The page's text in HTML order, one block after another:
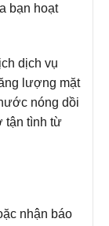
bạn hoạt
dịch vụ
lượng mặt
nóng dồi
tận tình từ
nhận báo